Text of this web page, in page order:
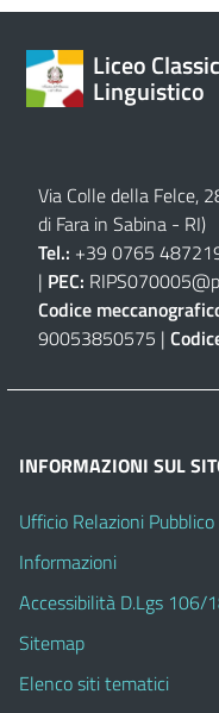
Liceo
Linguistico
Via Colle della Felce,
di Fara in Sabina - RI)
Tel.: +39 0765
| PEC:
Codice
90053850575 |
INFORMAZIONI SUL
Ufficio Relazioni Pubblico
Informazioni
Accessibilità D.Lgs 106/
Sitemap
Elenco siti tematici